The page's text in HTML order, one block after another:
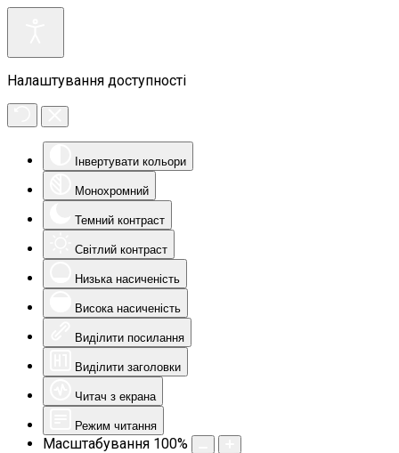
Налаштування доступності
Інвертувати кольори
Монохромний
Темний контраст
Світлий контраст
Низька насиченість
Висока насиченість
Виділити посилання
Виділити заголовки
Читач з екрана
Режим читання
Масштабування 100%